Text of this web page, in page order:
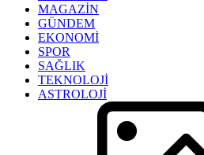
MAGAZİN
GÜNDEM
EKONOMİ
SPOR
SAĞLIK
TEKNOLOJİ
ASTROLOJİ